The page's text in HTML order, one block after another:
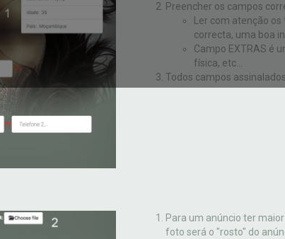
Preencher os campos
Ler com atenção
correcta, uma boa
Campo EXTRAS é
física, etc...
Todos campos
Para um anúncio ter
foto será o "rosto" do